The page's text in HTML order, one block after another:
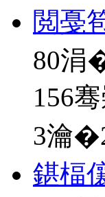
閲戞
80涓
156
3瀹
鍖楅